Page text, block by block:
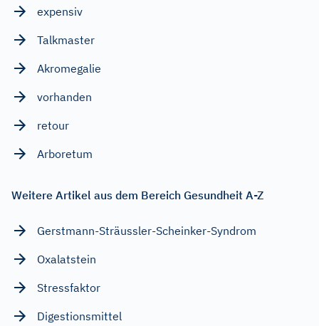
expensiv
Talkmaster
Akromegalie
vorhanden
retour
Arboretum
Weitere Artikel aus dem Bereich Gesundheit A-Z
Gerstmann-Sträussler-Scheinker-Syndrom
Oxalatstein
Stressfaktor
Digestionsmittel